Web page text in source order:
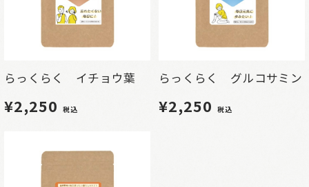
らっくらく イチョウ葉
¥2,250 税込
らっくらく グルコサミン
¥2,250 税込